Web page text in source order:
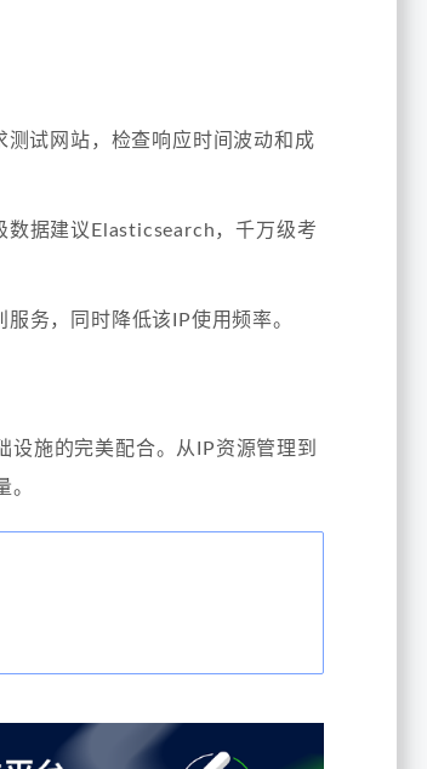
测试网站，检查响应时间波动和成
数据建议Elasticsearch，千万级考
务，同时降低该IP使用频率。
施的完美配合。从IP资源管理到
。